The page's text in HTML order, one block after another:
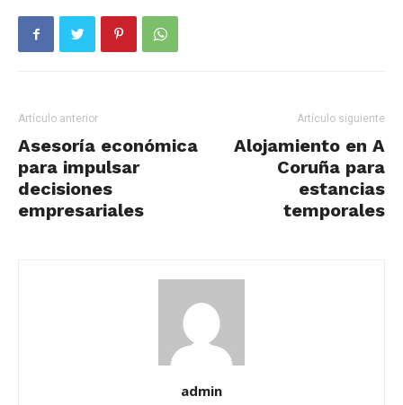
Artículo anterior
Asesoría económica
para impulsar
decisiones
empresariales
Artículo siguiente
Alojamiento en A
Coruña para
estancias
temporales
admin